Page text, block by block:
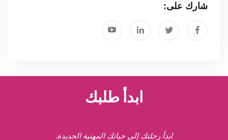
شارك على:
ابدأ طلبك
ابدأ رحلتك إلى حياتك المهنية الجديدة.